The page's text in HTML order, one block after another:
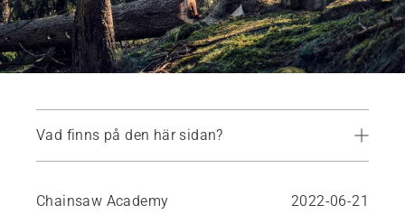
Vad finns på den här sidan?
Chainsaw Academy 2022-06-21